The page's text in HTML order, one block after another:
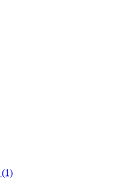
(1)